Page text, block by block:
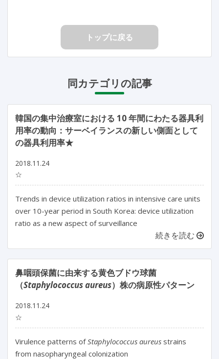
トップに戻る
同カテゴリの記事
韓国の集中治療室における 10 年間にわたる器具利
用率の動向：サーベイランスの新しい側面として
の器具利用率★
2018.11.24
☆
Trends in device utilization ratios in intensive care units
over 10-year period in South Korea: device utilization
ratio as a new aspect of surveillance
続きを読む
鼻咽頭保菌に由来する黄色ブドウ球菌
（Staphylococcus aureus）株の病原性パターン
2018.11.24
☆
Virulence patterns ofStaphylococcus aureus strains
from nasopharyngeal colonization